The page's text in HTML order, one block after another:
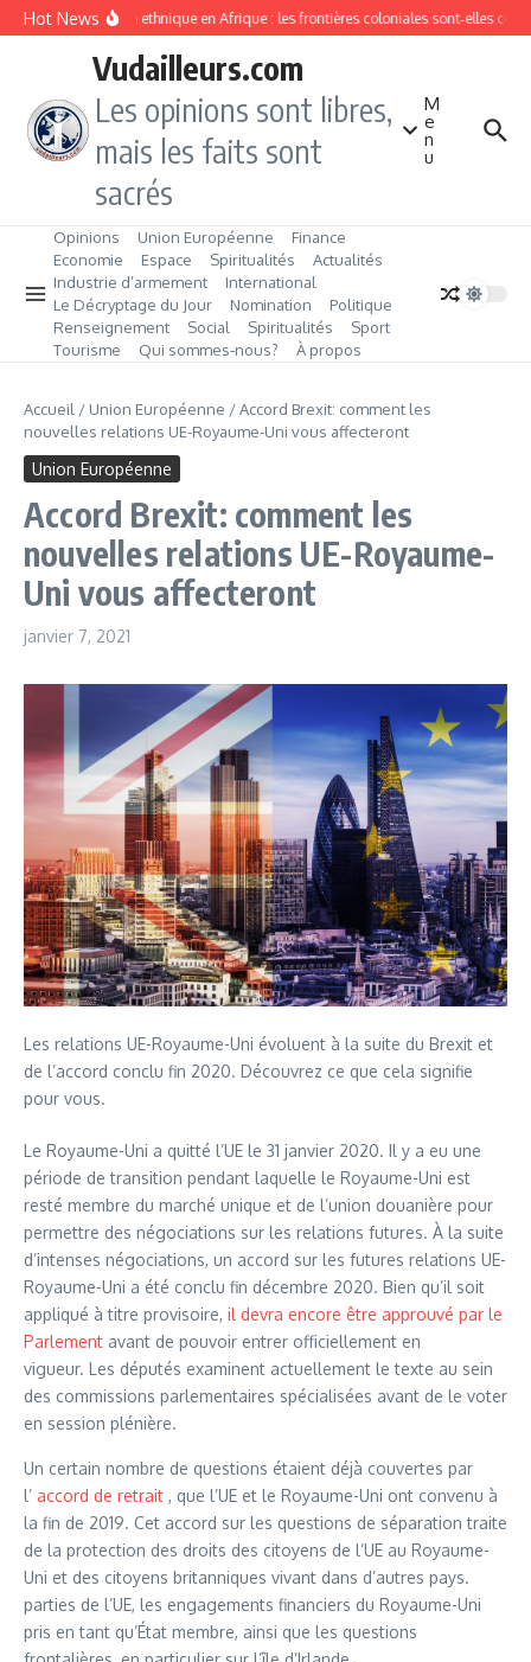
Aller au contenu
Hot NewsDivision ethnique en Afrique : les frontières coloniales sont‑elles
Vudailleurs.com
Les opinions sont libres,
mais les faits sont
sacrés
M
e
n
u
Opinions Union Européenne
Finance
Economie
Espace Spiritualités
Actualités
Industrie d’armement
International
Le Décryptage du Jour
Nomination
Politique
Renseignement
Social Spiritualités
Sport
Tourisme
Qui sommes‑nous? À propos
Accueil / Union Européenne /Accord Brexit: comment les
nouvelles relations UE-Royaume-Uni vous affecteront
Union Européenne
Accord Brexit: comment les
nouvelles relations UE-Royaume-
Uni vous affecteront
janvier 7, 2021
Les relations UE-Royaume-Uni évoluent à la suite du Brexit et
de l’accord conclu fin 2020. Découvrez ce que cela signifie
pour vous.
Le Royaume-Uni a quitté l’UE le 31 janvier 2020. Il y a eu une
période de transition pendant laquelle le Royaume-Uni est
resté membre du marché unique et de l’union douanière pour
permettre des négociations sur les relations futures. À la suite
d’intenses négociations, un accord sur les futures relations UE-
Royaume-Uni a été conclu fin décembre 2020. Bien qu’il soit
appliqué à titre provisoire, il devra encore être approuvé par le
Parlement avant de pouvoir entrer officiellement en
vigueur. Les députés examinent actuellement le texte au sein
des commissions parlementaires spécialisées avant de le voter
en session plénière.
Un certain nombre de questions étaient déjà couvertes par
l’ accord de retrait , que l’UE et le Royaume-Uni ont convenu à
la fin de 2019. Cet accord sur les questions de séparation traite
de la protection des droits des citoyens de l’UE au Royaume-
Uni et des citoyens britanniques vivant dans d’autres pays.
parties de l’UE, les engagements financiers du Royaume-Uni
pris en tant qu’État membre, ainsi que les questions